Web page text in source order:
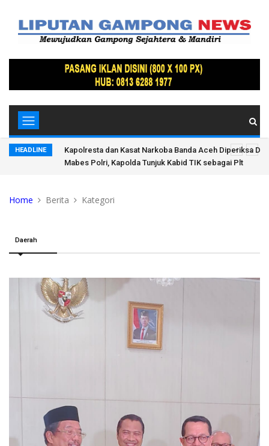
HEADLINE
Semarak Usia Perak, Gerakan Langit Biru Indonesia ASRI
Peringatan HUT ke-25 Partai Demokrat di Pidie Jaya
Home Berita Kategori
Daerah